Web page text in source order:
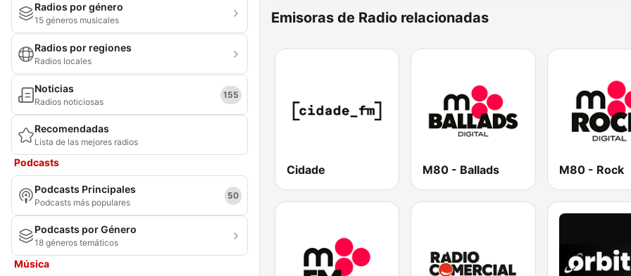
Radios por género
15 géneros musicales
Radios por regiones
Radios locales
Noticias
Radios noticiosas
155
Recomendadas
Lista de las mejores radios
Podcasts
Podcasts Principales
Podcasts más populares
50
Podcasts por Género
18 géneros temáticos
Música
Emisoras de Radio relacionadas
Cidade M80 - Ballads M80 - Rock